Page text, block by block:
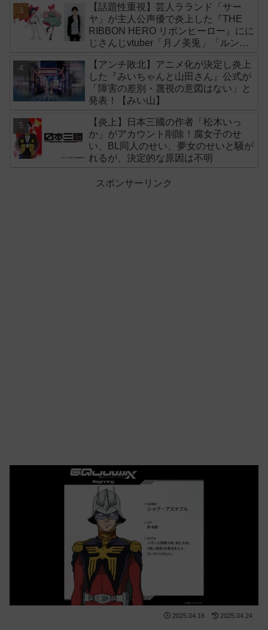
【話題性重視】芸人ラランド「サー
ヤ」が主人公声優で炎上した『THE
RIBBON HERO リボンヒーロー』にに
じさんじvtuber「月ノ美兎」「ルンル
【アンチ敗北】アニメ化が決定し炎上
した『みいちゃんと山田さん』公式が
「障害の差別・蔑視の意図はない」と
発表！【みい山】
【炎上】日本三國の作者「松木いっ
か」がアカウント削除！腐女子のせ
い、BL同人のせい、夢女のせいと騒が
れるが、決定的な原因は不明
スポンサーリンク
2025.04.16 2025.04.24